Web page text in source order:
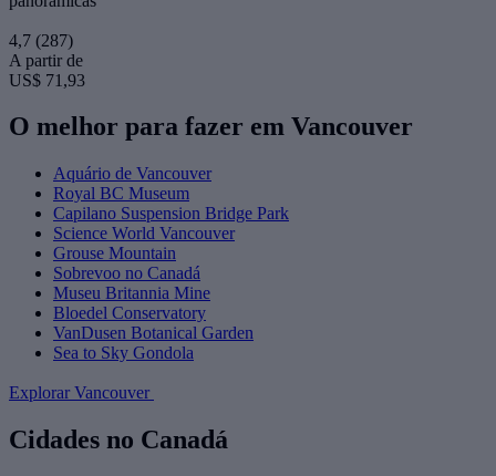
4,7 (287)
A partir de
US$ 71,93
O melhor para fazer em Vancouver
Aquário de Vancouver
Royal BC Museum
Capilano Suspension Bridge Park
Science World Vancouver
Grouse Mountain
Sobrevoo no Canadá
Museu Britannia Mine
Bloedel Conservatory
VanDusen Botanical Garden
Sea to Sky Gondola
Explorar Vancouver
Cidades no Canadá